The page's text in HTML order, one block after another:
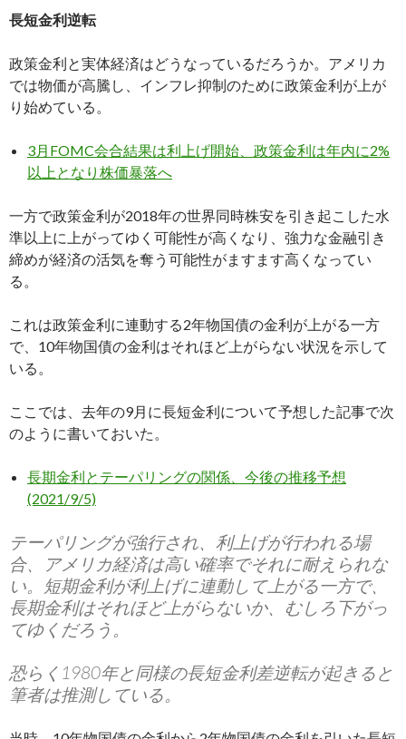
長短金利逆転
政策金利と実体経済はどうなっているだろうか。アメリカ
では物価が高騰し、インフレ抑制のために政策金利が上が
り始めている。
3月FOMC会合結果は利上げ開始、政策金利は年内に2%
以上となり株価暴落へ
一方で政策金利が2018年の世界同時株安を引き起こした水
準以上に上がってゆく可能性が高くなり、強力な金融引き
締めが経済の活気を奪う可能性がますます高くなってい
る。
これは政策金利に連動する2年物国債の金利が上がる一方
で、10年物国債の金利はそれほど上がらない状況を示して
いる。
ここでは、去年の9月に長短金利について予想した記事で次
のように書いておいた。
長期金利とテーパリングの関係、今後の推移予想
(2021/9/5)
テーパリングが強行され、利上げが行われる場
合、アメリカ経済は高い確率でそれに耐えられな
い。短期金利が利上げに連動して上がる一方で、
長期金利はそれほど上がらないか、むしろ下がっ
てゆくだろう。
恐らく1980年と同様の長短金利差逆転が起きると
筆者は推測している。